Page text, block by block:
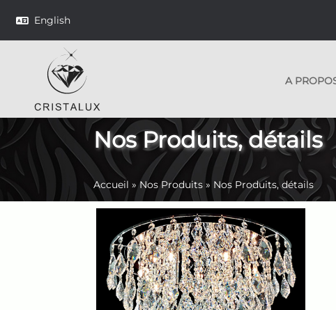
English
A
Nos Produits, détails
Accueil »Nos Produits » Nos Produits, détails